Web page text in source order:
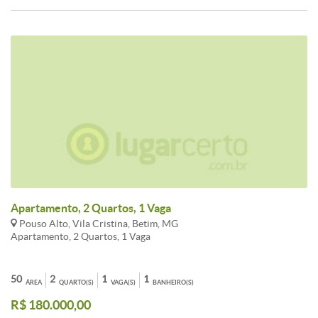
Apartamento, 2 Quartos, 1 Vaga
Pouso Alto, Vila Cristina, Betim, MG
Apartamento, 2 Quartos, 1 Vaga
ÁREA
50 QUARTO(S)
2 VAGA(S)
1 BANHEIRO(S)
1
R$ 180.000,00